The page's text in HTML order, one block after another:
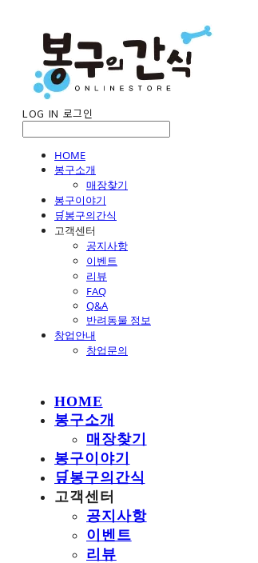
LOG IN 로그인
HOME
봉구소개
매장찾기
봉구이야기
🛒봉구의간식
고객센터
공지사항
이벤트
리뷰
FAQ
Q&A
반려동물 정보
창업안내
창업문의
HOME
봉구소개
매장찾기
봉구이야기
🛒봉구의간식
고객센터
공지사항
이벤트
리뷰